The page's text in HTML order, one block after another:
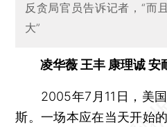
反贪局官员告诉记者，“而
大”
凌华薇 王丰 康理诚 安
2005年7月11日，美国
斯。一场本应在当天开始